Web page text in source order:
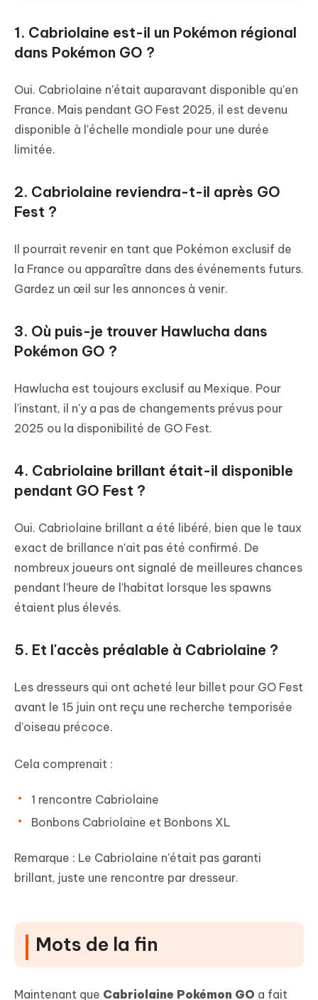
1. Cabriolaine est-il un Pokémon régional
dans Pokémon GO ?
Oui. Cabriolaine n'était auparavant disponible qu'en
France. Mais pendant GO Fest 2025, il est devenu
disponible à l'échelle mondiale pour une durée
limitée.
2. Cabriolaine reviendra-t-il après GO
Fest ?
Il pourrait revenir en tant que Pokémon exclusif de
la France ou apparaître dans des événements futurs.
Gardez un œil sur les annonces à venir.
3. Où puis-je trouver Hawlucha dans
Pokémon GO ?
Hawlucha est toujours exclusif au Mexique. Pour
l'instant, il n'y a pas de changements prévus pour
2025 ou la disponibilité de GO Fest.
4. Cabriolaine brillant était-il disponible
pendant GO Fest ?
Oui. Cabriolaine brillant a été libéré, bien que le taux
exact de brillance n'ait pas été confirmé. De
nombreux joueurs ont signalé de meilleures chances
pendant l'heure de l'habitat lorsque les spawns
étaient plus élevés.
5. Et l'accès préalable à Cabriolaine ?
Les dresseurs qui ont acheté leur billet pour GO Fest
avant le 15 juin ont reçu une recherche temporisée
d'oiseau précoce.
Cela comprenait :
1 rencontre Cabriolaine
Bonbons Cabriolaine et Bonbons XL
Remarque : Le Cabriolaine n'était pas garanti
brillant, juste une rencontre par dresseur.
Mots de la fin
Maintenant que Cabriolaine Pokémon GO a fait